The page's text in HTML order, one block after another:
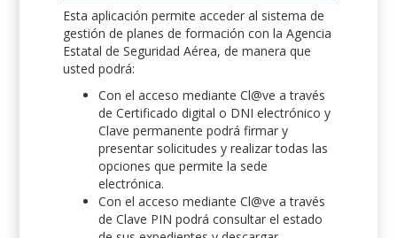
Esta aplicación permite acceder al sistema de
gestión de planes de formación con la Agencia
Estatal de Seguridad Aérea, de manera que
usted podrá:
Con el acceso mediante Cl@ve a través
de Certificado digital o DNI electrónico y
Clave permanente podrá firmar y
presentar solicitudes y realizar todas las
opciones que permite la sede
electrónica.
Con el acceso mediante Cl@ve a través
de Clave PIN podrá consultar el estado